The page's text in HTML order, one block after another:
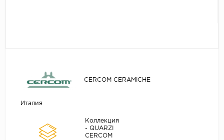
CERCOM CERAMICHE
Италия
Коллекция
- QUARZI
CERCOM